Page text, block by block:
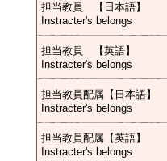
担当教員 【日本語】
Instracter's belongs
担当教員 【英語】
Instracter's belongs
担当教員配属【日本語】
Instracter's belongs
担当教員配属【英語】
Instracter's belongs